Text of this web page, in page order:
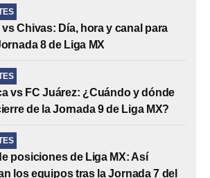
Chivas: Día, hora y canal para
8 de Liga MX
vs FC Juárez: ¿Cuándo y dónde
de la Jornada 9 de Liga MX?
posiciones de Liga MX: Así
los equipos tras la Jornada 7 del